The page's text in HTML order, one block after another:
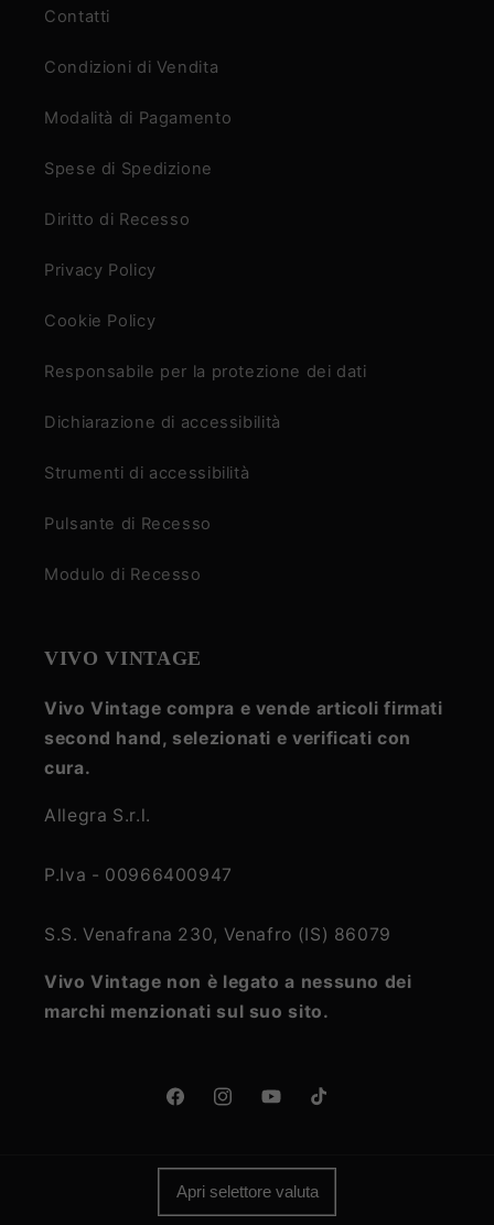
Contatti
Condizioni di Vendita
Modalità di Pagamento
Spese di Spedizione
Diritto di Recesso
Privacy Policy
Cookie Policy
Responsabile per la protezione dei dati
Dichiarazione di accessibilità
Strumenti di accessibilità
Pulsante di Recesso
Modulo di Recesso
VIVO VINTAGE
Vivo Vintage compra e vende articoli firmati
second hand, selezionati e verificati con
cura.
Allegra S.r.l.
P.Iva - 00966400947
S.S. Venafrana 230, Venafro (IS) 86079
Vivo Vintage non è legato a nessuno dei
marchi menzionati sul suo sito.
FacebookInstagramYouTubeTikTok
Apri selettore valuta